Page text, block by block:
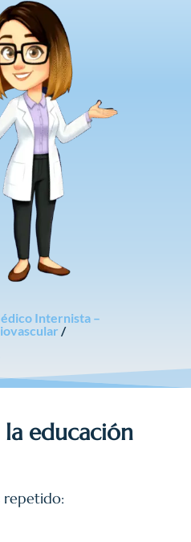
Internista –
/
educación
repetido: